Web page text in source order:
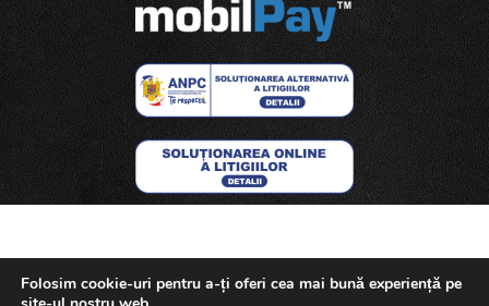
Folosim cookie-uri pentru a-ți oferi cea mai bună experiență pe